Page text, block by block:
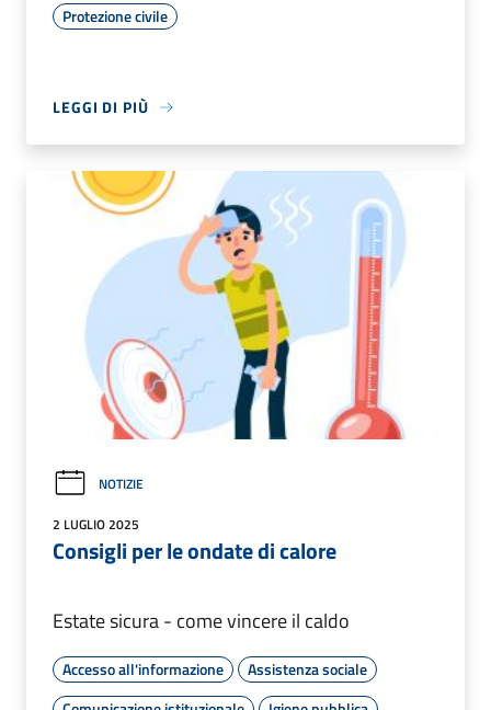
Protezione civile
LEGGI DI PIÙ
NOTIZIE
2 LUGLIO 2025
Consigli per le ondate di calore
Estate sicura - come vincere il caldo
Accesso all'informazione
Assistenza sociale